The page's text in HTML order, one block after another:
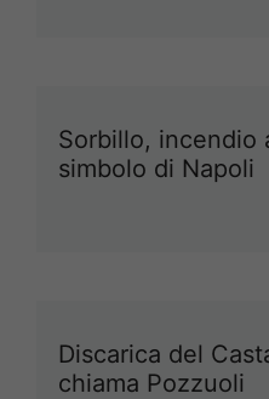
Sorbillo, incendio
simbolo di Napoli
Discarica del
chiama Pozzuoli